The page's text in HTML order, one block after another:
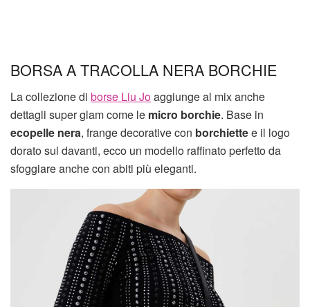
BORSA A TRACOLLA NERA BORCHIE
La collezione di borse Liu Joaggiunge al mix anche
dettagli super glam come le micro borchie. Base in
ecopelle nera, frange decorative con borchiettee il logo
dorato sul davanti, ecco un modello raffinato perfetto da
sfoggiare anche con abiti più eleganti.